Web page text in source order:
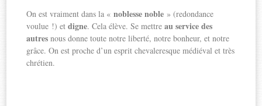
On est vraiment dans la «noblesse noble » (redondance
voulue !) etdigne. Cela élève. Se mettreau service des
autres nous donne toute notre liberté, notre bonheur, et notre
grâce. On est proche d’un esprit chevaleresque médiéval et très
chrétien.